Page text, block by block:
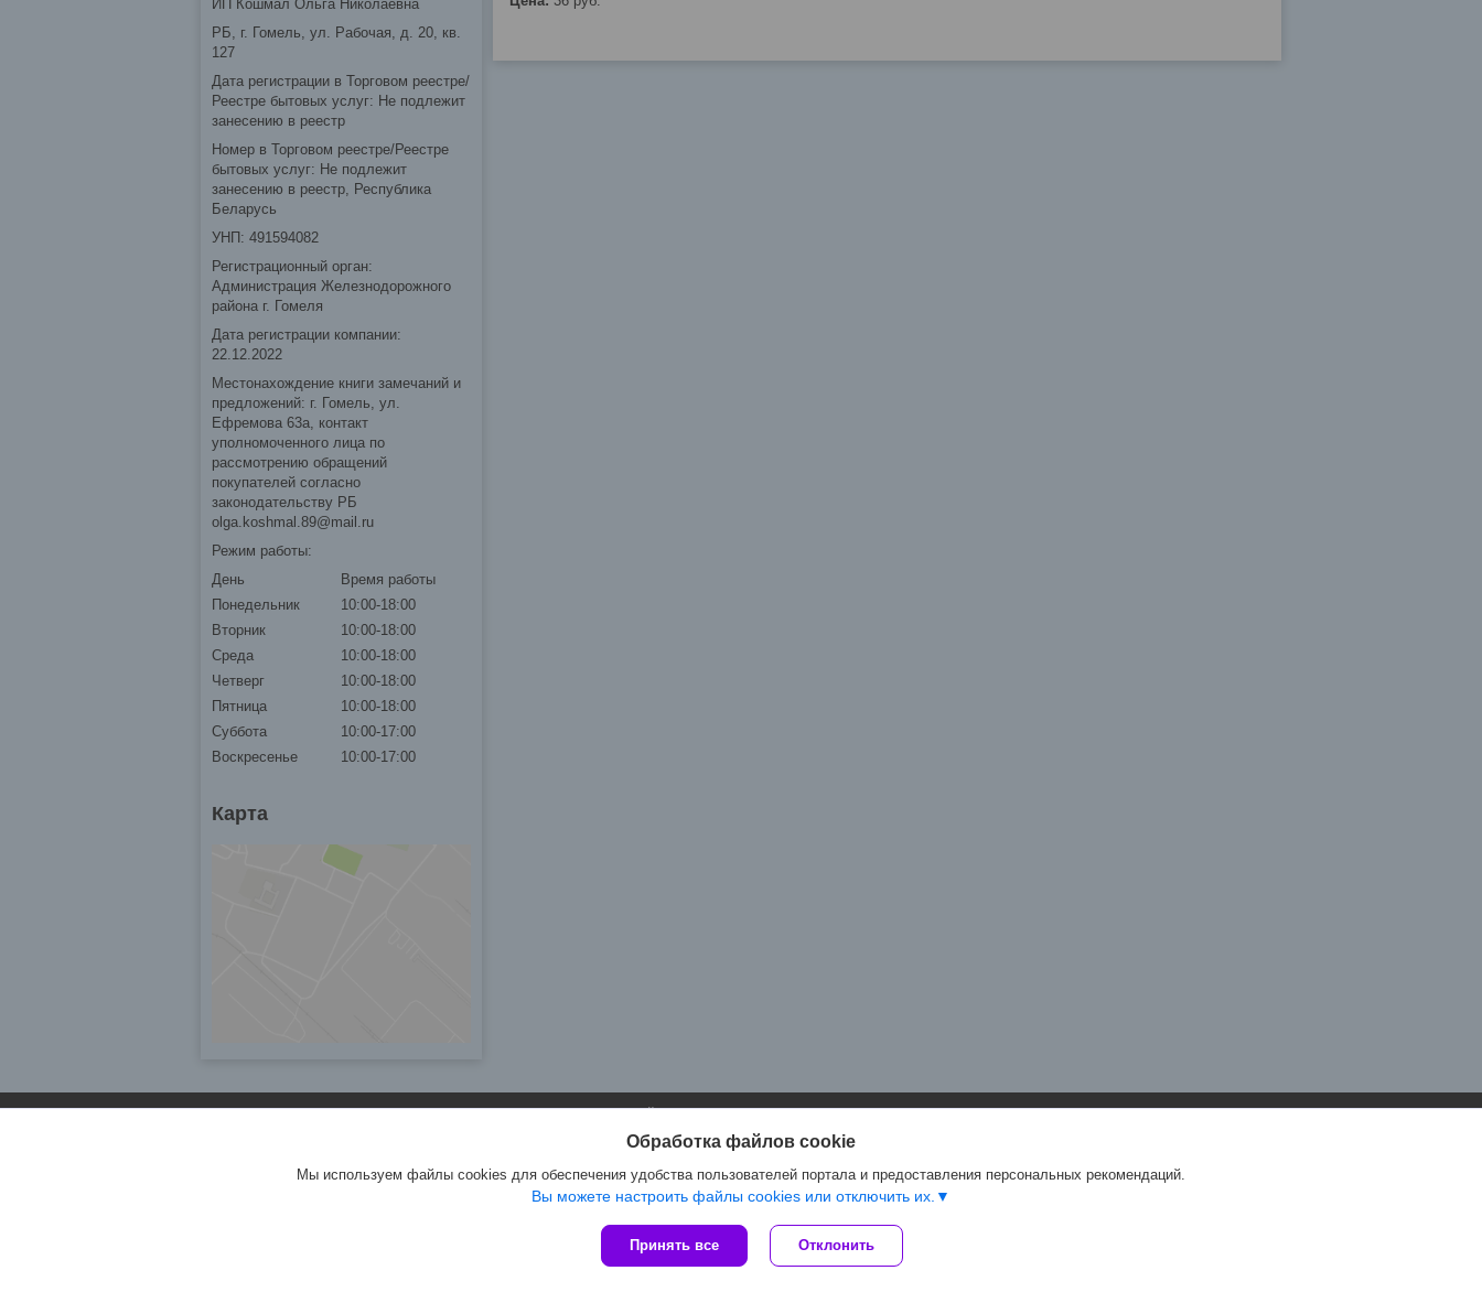
ИП Кошмал Ольга Николаевна
РБ, г. Гомель, ул. Рабочая, д. 20, кв.
127
Дата регистрации в Торговом реестре/
Реестре бытовых услуг: Не подлежит
занесению в реестр
Номер в Торговом реестре/Реестре
бытовых услуг: Не подлежит
занесению в реестр, Республика
Беларусь
УНП: 491594082
Регистрационный орган:
Администрация Железнодорожного
района г. Гомеля
Дата регистрации компании:
22.12.2022
Местонахождение книги замечаний и
предложений: г. Гомель, ул.
Ефремова 63а, контакт
уполномоченного лица по
рассмотрению обращений
покупателей согласно
законодательству РБ
olga.koshmal.89@mail.ru
Режим работы:
День
Время работы
Понедельник
10:00-18:00
Вторник
10:00-18:00
Среда
10:00-18:00
Четверг
10:00-18:00
Пятница
10:00-18:00
Суббота
10:00-17:00
Воскресенье
10:00-17:00
Карта
Сайт создан на платформе Deal.by
Политика обработки файлов cookies
Обработка файлов cookie
Мы используем файлы cookies для обеспечения удобства пользователей портала и предоставления персональных рекомендаций.
Вы можете настроить файлы cookies или отключить их.
Принять все Отклонить
Артмастер.бел |
Пожаловаться на контент
Select Language ▼